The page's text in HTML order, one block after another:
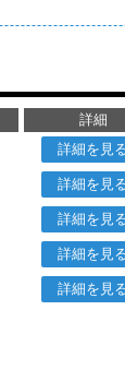
詳細
詳細を見
詳細を見
詳細を見
詳細を見
詳細を見